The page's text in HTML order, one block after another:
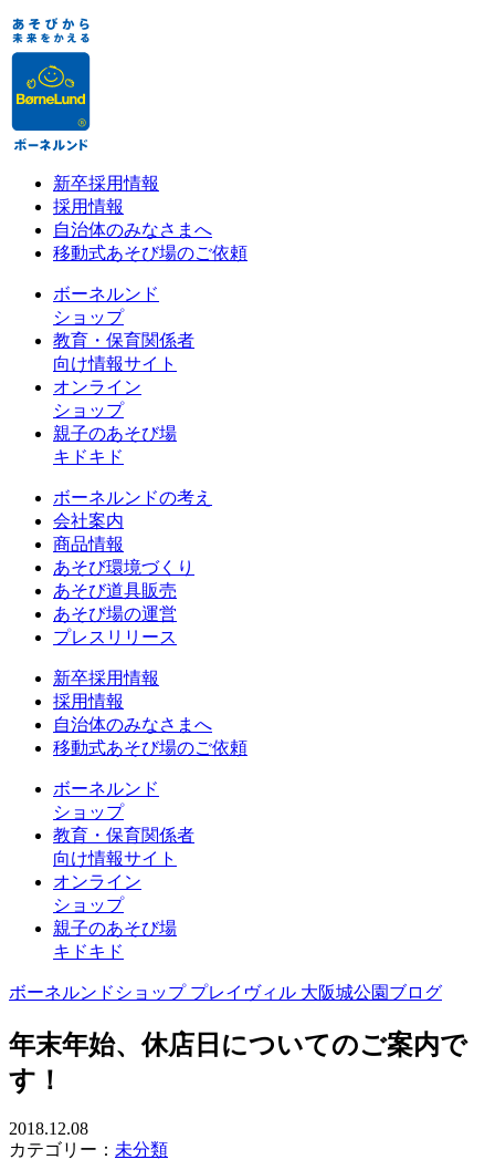
新卒採用情報
採用情報
自治体のみなさまへ
移動式あそび場のご依頼
ボーネルンド
ショップ
教育・保育関係者
向け情報サイト
オンライン
ショップ
親子のあそび場
キドキド
ボーネルンドの考え
会社案内
商品情報
あそび環境づくり
あそび道具販売
あそび場の運営
プレスリリース
新卒採用情報
採用情報
自治体のみなさまへ
移動式あそび場のご依頼
ボーネルンド
ショップ
教育・保育関係者
向け情報サイト
オンライン
ショップ
親子のあそび場
キドキド
ボーネルンドショップ プレイヴィル 大阪城公園ブログ
年末年始、休店日についてのご案内で
す！
2018.12.08
カテゴリー： 未分類